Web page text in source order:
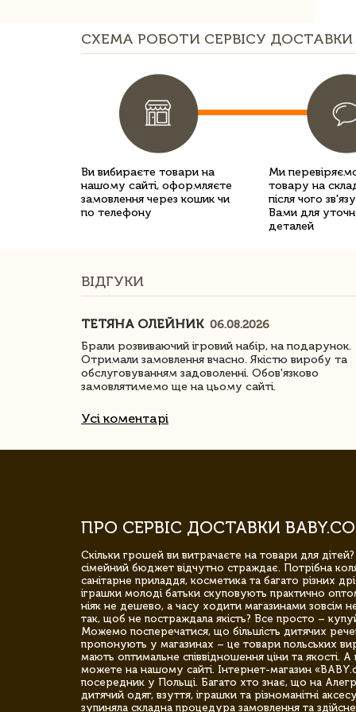
СХЕМА РОБОТИ СЕРВІСУ ДОСТАВКИ
Ви вибираєте товари на
нашому сайті, оформляєте
замовлення через кошик чи
по телефону
Ми
товару на
після чого
Вами для
деталей
ВІДГУКИ
ТЕТЯНА ОЛЕЙНИК 06.08.2026
Брали розвиваючий ігровий набір, на подарунок.
Отримали замовлення вчасно. Якістю виробу та
обслуговуванням задоволенні. Обов'язково
замовлятимемо ще на цьому сайті.
Усі коментарі
ПРО СЕРВІС ДОСТАВКИ
Скільки грошей ви витрачаєте на товари для
сімейний бюджет відчутно страждає. Потрібна
санітарне приладдя, косметика та багато різних
іграшки молоді батьки скуповують практично
ніяк не дешево, а часу ходити магазинами зовсім
так, щоб не постраждала якість? Все просто –
Можемо посперечатися, що більшість дитячих
пропонують у магазинах – це товари польських
мають оптимальне співвідношення ціни та якості.
можете на нашому сайті. Інтернет-магазин
посередник у Польщі. Багато хто знає, що на
дитячий одяг, взуття, іграшки та різноманітні
зупиняла складна процедура замовлення та